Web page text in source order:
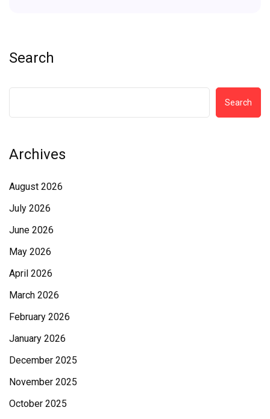
Search
Search
Archives
August 2026
July 2026
June 2026
May 2026
April 2026
March 2026
February 2026
January 2026
December 2025
November 2025
October 2025